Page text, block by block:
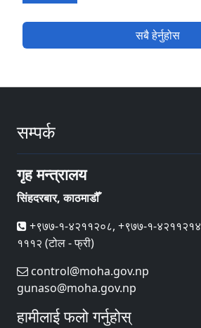
सबै हेर्नुहोस
सम्पर्क
गृह मन्त्रालय
सिंहदरबार, काठमाडौँ
+९७७-१-४२११२०८, +९७७-१-४२११२१४
१११२ (टोल - फ्री)
control@moha.gov.np
gunaso@moha.gov.np
हामीलाई फलो गर्नुहोस्